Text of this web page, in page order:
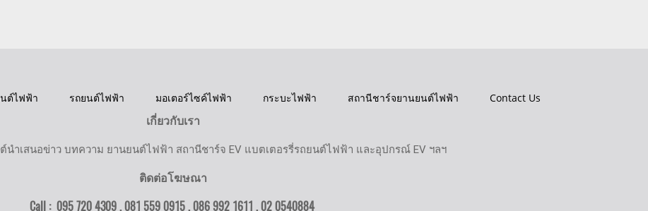
ต์ไฟฟ้า รถยนต์ไฟฟ้า มอเตอร์ไซค์ไฟฟ้า กระบะไฟฟ้า สถานีชาร์จยานยนต์ไฟฟ้า
Contact Us
เกี่ยวกับเรา
ต์นำเสนอข่าว บทความ ยานยนต์ไฟฟ้า สถานีชาร์จ EV แบตเตอรรี่รถยนต์ไฟฟ้า และอุปกรณ์ EV ฯลฯ
ติดต่อโฆษณา
Call : 095 720 4309 , 081 559 0915 , 086 992 1611 ,02 0540884